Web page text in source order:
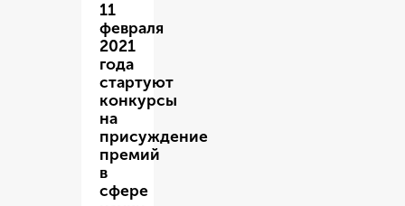
11
февраля
2021
года
стартуют
конкурсы
на
присуждение
премий
в
сфере